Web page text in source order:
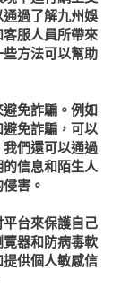
過了解九州娛
服人員所帶來
方法可以幫助
免詐騙。例如
免詐騙，可以
們還可以通過
信息和陌生人
害。
台來保護自己
器和防病毒軟
供個人敏感信